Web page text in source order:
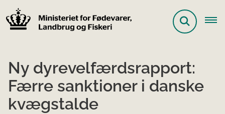
Ny dyrevelfærdsrapport:
Færre sanktioner i danske
kvægstalde